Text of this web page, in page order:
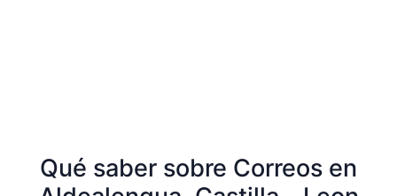
Qué saber sobre Correos en